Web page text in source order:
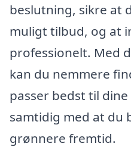
beslutning, sikre at
muligt tilbud, og at
professionelt. Med
kan du nemmere
passer bedst til
samtidig med at du
grønnere fremtid.